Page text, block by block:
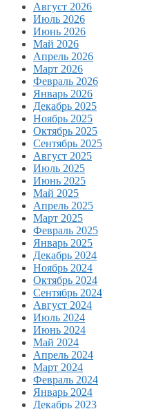
Август 2026
Июль 2026
Июнь 2026
Май 2026
Апрель 2026
Март 2026
Февраль 2026
Январь 2026
Декабрь 2025
Ноябрь 2025
Октябрь 2025
Сентябрь 2025
Август 2025
Июль 2025
Июнь 2025
Май 2025
Апрель 2025
Март 2025
Февраль 2025
Январь 2025
Декабрь 2024
Ноябрь 2024
Октябрь 2024
Сентябрь 2024
Август 2024
Июль 2024
Июнь 2024
Май 2024
Апрель 2024
Март 2024
Февраль 2024
Январь 2024
Декабрь 2023